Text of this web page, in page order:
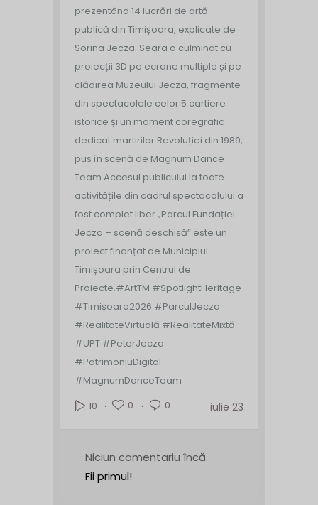
prezentând 14 lucrări de artă
publică din Timișoara, explicate de
Sorina Jecza. Seara a culminat cu
proiecții 3D pe ecrane multiple și pe
clădirea Muzeului Jecza, fragmente
din spectacolele celor 5 cartiere
istorice și un moment coregrafic
dedicat martirilor Revoluției din 1989,
pus în scenă de Magnum Dance
Team.Accesul publicului la toate
activitățile din cadrul spectacolului a
fost complet liber.„Parcul Fundației
Jecza – scenă deschisă” este un
proiect finanțat de Municipiul
Timișoara prin Centrul de
Proiecte.#ArtTM #SpotlightHeritage
#Timișoara2026 #ParculJecza
#RealitateVirtuală #RealitateMixtă
#UPT #PeterJecza
#PatrimoniuDigital
#MagnumDanceTeam
10
0 0 iulie 23
Niciun comentariu încă.
Fii primul!